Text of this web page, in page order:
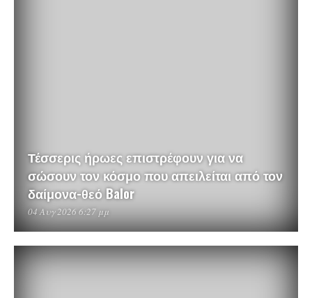
Τέσσερις ήρωες επιστρέφουν για να
σώσουν τον κόσμο που απειλείται από τον
δαίμονα-θεό Balor
04 Αυγ 2026 6:27 μμ